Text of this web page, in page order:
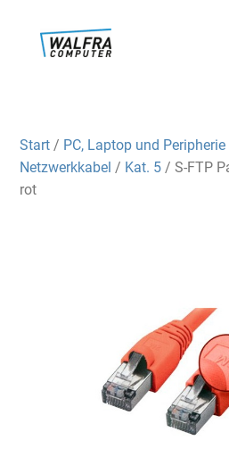
Start / PC, Laptop und Peripherie
Netzwerkkabel / Kat. 5 / S-FTP
rot